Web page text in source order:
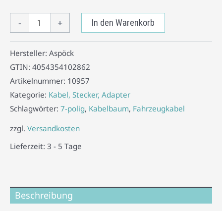
- + In den Warenkorb
Hersteller: Aspöck
GTIN: 4054354102862
Artikelnummer: 10957
Kategorie: Kabel, Stecker, Adapter
Schlagwörter: 7-polig, Kabelbaum, Fahrzeugkabel
zzgl. Versandkosten
Lieferzeit: 3 - 5 Tage
Beschreibung